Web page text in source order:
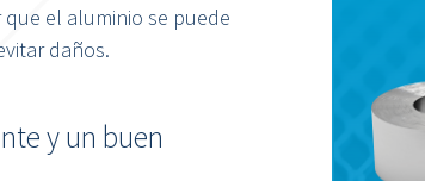
el aluminio se puede
daños.
y un buen